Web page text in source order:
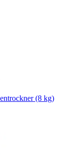
(8 kg)